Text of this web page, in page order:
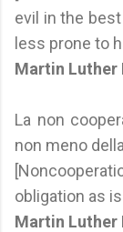
evil in the
less prone to
Martin Luther
La non
non meno
obligation as
Martin Luther